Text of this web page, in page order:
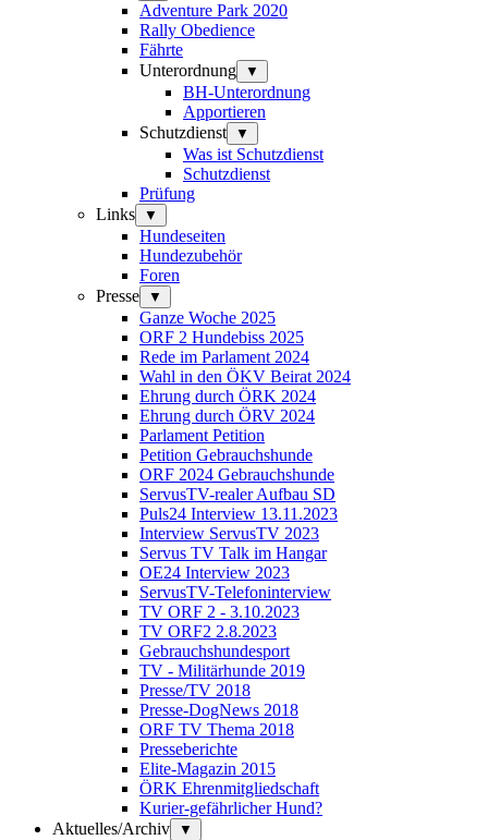
Adventure Park 2020
Rally Obedience
Fährte
Unterordnung
▼
BH-Unterordnung
Apportieren
Schutzdienst
▼
Was ist Schutzdienst
Schutzdienst
Prüfung
Links
▼
Hundeseiten
Hundezubehör
Foren
Presse
▼
Ganze Woche 2025
ORF 2 Hundebiss 2025
Rede im Parlament 2024
Wahl in den ÖKV Beirat 2024
Ehrung durch ÖRK 2024
Ehrung durch ÖRV 2024
Parlament Petition
Petition Gebrauchshunde
ORF 2024 Gebrauchshunde
ServusTV-realer Aufbau SD
Puls24 Interview 13.11.2023
Interview ServusTV 2023
Servus TV Talk im Hangar
OE24 Interview 2023
ServusTV-Telefoninterview
TV ORF 2 - 3.10.2023
TV ORF2 2.8.2023
Gebrauchshundesport
TV - Militärhunde 2019
Presse/TV 2018
Presse-DogNews 2018
ORF TV Thema 2018
Presseberichte
Elite-Magazin 2015
ÖRK Ehrenmitgliedschaft
Kurier-gefährlicher Hund?
Aktuelles/Archiv
▼